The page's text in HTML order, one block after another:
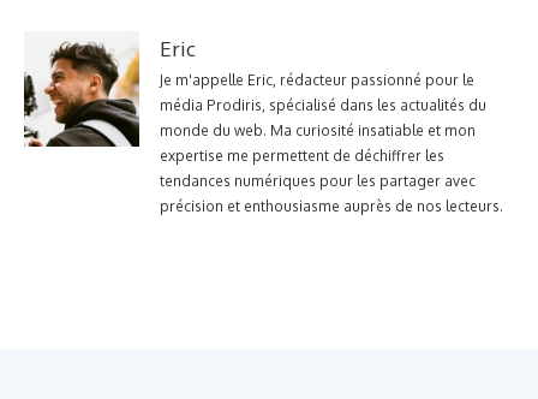
Eric
Je m'appelle Eric, rédacteur passionné pour le
média Prodiris, spécialisé dans les actualités du
monde du web. Ma curiosité insatiable et mon
expertise me permettent de déchiffrer les
tendances numériques pour les partager avec
précision et enthousiasme auprès de nos lecteurs.